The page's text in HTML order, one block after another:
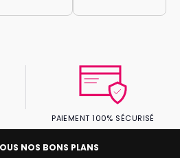
PAIEMENT 100% SÉCURISÉ
NOS BONS PLANS